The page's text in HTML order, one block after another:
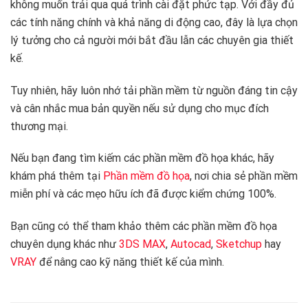
không muốn trải qua quá trình cài đặt phức tạp. Với đầy đủ
các tính năng chính và khả năng di động cao, đây là lựa chọn
lý tưởng cho cả người mới bắt đầu lẫn các chuyên gia thiết
kế.
Tuy nhiên, hãy luôn nhớ tải phần mềm từ nguồn đáng tin cậy
và cân nhắc mua bản quyền nếu sử dụng cho mục đích
thương mại.
Nếu bạn đang tìm kiếm các phần mềm đồ họa khác, hãy
khám phá thêm tại Phần mềm đồ họa, nơi chia sẻ phần mềm
miễn phí và các mẹo hữu ích đã được kiểm chứng 100%.
Bạn cũng có thể tham khảo thêm các phần mềm đồ họa
chuyên dụng khác như 3DS MAX, Autocad, Sketchup hay
VRAY để nâng cao kỹ năng thiết kế của mình.